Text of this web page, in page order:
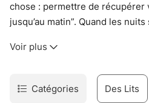
chose : permettre de récupérer
jusqu’au matin”. Quand les
tout. Il isole du sol, coupe les
Pour les longues sessions, les
montages plus confort, cette
Voir plus
Catégories Des Lits